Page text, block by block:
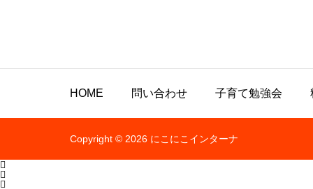
HOME 問い合わせ 子育て勉強会
Copyright © 2026 にこにこインターナ


